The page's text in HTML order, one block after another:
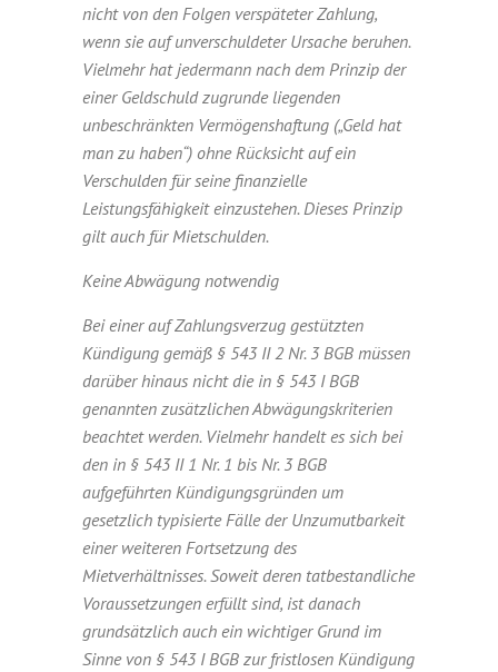
nicht von den Folgen verspäteter Zahlung,
wenn sie auf unverschuldeter Ursache beruhen.
Vielmehr hat jedermann nach dem Prinzip der
einer Geldschuld zugrunde liegenden
unbeschränkten Vermögenshaftung („Geld hat
man zu haben“) ohne Rücksicht auf ein
Verschulden für seine finanzielle
Leistungsfähigkeit einzustehen. Dieses Prinzip
gilt auch für Mietschulden.
Keine Abwägung notwendig
Bei einer auf Zahlungsverzug gestützten
Kündigung gemäß § 543 II 2 Nr. 3 BGB müssen
darüber hinaus nicht die in § 543 I BGB
genannten zusätzlichen Abwägungskriterien
beachtet werden. Vielmehr handelt es sich bei
den in § 543 II 1 Nr. 1 bis Nr. 3 BGB
aufgeführten Kündigungsgründen um
gesetzlich typisierte Fälle der Unzumutbarkeit
einer weiteren Fortsetzung des
Mietverhältnisses. Soweit deren tatbestandliche
Voraussetzungen erfüllt sind, ist danach
grundsätzlich auch ein wichtiger Grund im
Sinne von § 543 I BGB zur fristlosen Kündigung